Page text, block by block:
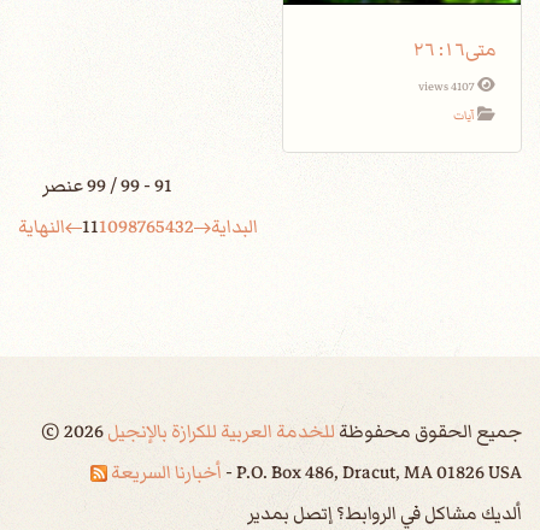
متى١٦: ٢٦
4107 views
آيات
91 - 99 / 99 عنصر
البداية
2
3
4
5
6
7
8
9
10
11 النهاية
جميع الحقوق محفوظةللخدمة العربية للكرازة بالإنجيل ©2026
P.O. Box 486, Dracut, MA 01826 USA - أخبارنا السريعة
ألديك مشاكل في الروابط؟ إتصل بمدير